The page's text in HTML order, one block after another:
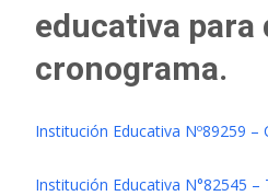
educativa para
cronograma.
Institución Educativa Nº89259
Institución Educativa N°82545